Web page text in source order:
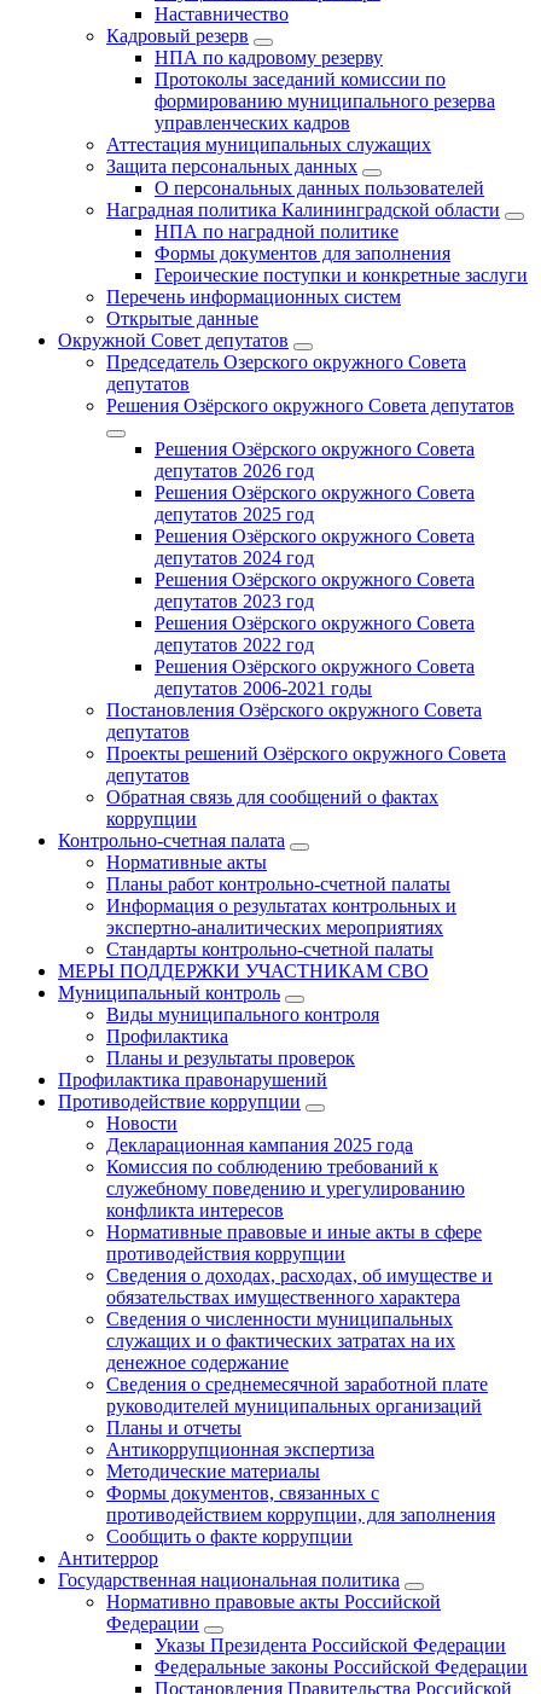
Наставничество
Кадровый резерв
НПА по кадровому резерву
Протоколы заседаний комиссии по
формированию муниципального резерва
управленческих кадров
Аттестация муниципальных служащих
Защита персональных данных
О персональных данных пользователей
Наградная политика Калининградской области
НПА по наградной политике
Формы документов для заполнения
Героические поступки и конкретные заслуги
Перечень информационных систем
Открытые данные
Окружной Совет депутатов
Председатель Озерского окружного Совета
депутатов
Решения Озёрского окружного Совета депутатов
Решения Озёрского окружного Совета
депутатов 2026 год
Решения Озёрского окружного Совета
депутатов 2025 год
Решения Озёрского окружного Совета
депутатов 2024 год
Решения Озёрского окружного Совета
депутатов 2023 год
Решения Озёрского окружного Совета
депутатов 2022 год
Решения Озёрского окружного Совета
депутатов 2006-2021 годы
Постановления Озёрского окружного Совета
депутатов
Проекты решений Озёрского окружного Совета
депутатов
Обратная связь для сообщений о фактах
коррупции
Контрольно-счетная палата
Нормативные акты
Планы работ контрольно-счетной палаты
Информация о результатах контрольных и
экспертно-аналитических мероприятиях
Стандарты контрольно-счетной палаты
МЕРЫ ПОДДЕРЖКИ УЧАСТНИКАМ СВО
Муниципальный контроль
Виды муниципального контроля
Профилактика
Планы и результаты проверок
Профилактика правонарушений
Противодействие коррупции
Новости
Декларационная кампания 2025 года
Комиссия по соблюдению требований к
служебному поведению и урегулированию
конфликта интересов
Нормативные правовые и иные акты в сфере
противодействия коррупции
Сведения о доходах, расходах, об имуществе и
обязательствах имущественного характера
Сведения о численности муниципальных
служащих и о фактических затратах на их
денежное содержание
Сведения о среднемесячной заработной плате
руководителей муниципальных организаций
Планы и отчеты
Антикоррупционная экспертиза
Методические материалы
Формы документов, связанных с
противодействием коррупции, для заполнения
Сообщить о факте коррупции
Антитеррор
Государственная национальная политика
Нормативно правовые акты Российской
Федерации
Указы Президента Российской Федерации
Федеральные законы Российской Федерации
Постановления Правительства Российской